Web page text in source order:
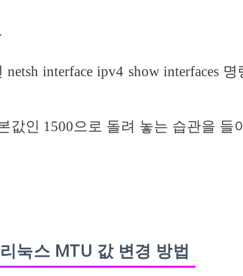
interface ipv4 show interfaces
값인 1500으로 돌려 놓는 습관을 들
눅스 MTU 값 변경 방법